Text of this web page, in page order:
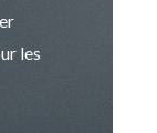
les